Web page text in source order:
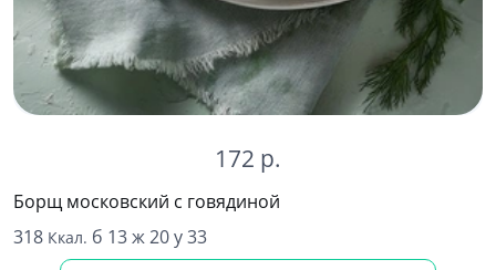
172 р.
Борщ московский с говядиной
318 Ккал. б 13 ж 20 у 33